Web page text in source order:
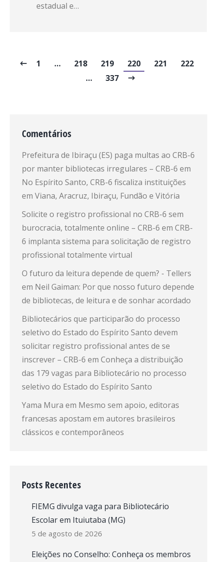
estadual e…
1 … 218 219 220 221
222
…
337
Comentários
Prefeitura de Ibiraçu (ES) paga multas ao CRB-6
por manter bibliotecas irregulares – CRB-6 em
No Espírito Santo, CRB-6 fiscaliza instituições
em Viana, Aracruz, Ibiraçu, Fundão e Vitória
Solicite o registro profissional no CRB-6 sem
burocracia, totalmente online – CRB-6 em CRB-
6 implanta sistema para solicitação de registro
profissional totalmente virtual
O futuro da leitura depende de quem? - Tellers
em Neil Gaiman: Por que nosso futuro depende
de bibliotecas, de leitura e de sonhar acordado
Bibliotecários que participarão do processo
seletivo do Estado do Espírito Santo devem
solicitar registro profissional antes de se
inscrever – CRB-6 em Conheça a distribuição
das 179 vagas para Bibliotecário no processo
seletivo do Estado do Espírito Santo
Yama Mura em Mesmo sem apoio, editoras
francesas apostam em autores brasileiros
clássicos e contemporâneos
Posts Recentes
FIEMG divulga vaga para Bibliotecário
Escolar em Ituiutaba (MG)
5 de agosto de 2026
Eleições no Conselho: Conheça os membros